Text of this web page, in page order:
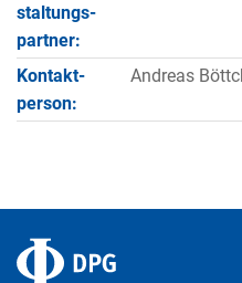
staltungs­
partner:
Kontakt­
person:
Andreas